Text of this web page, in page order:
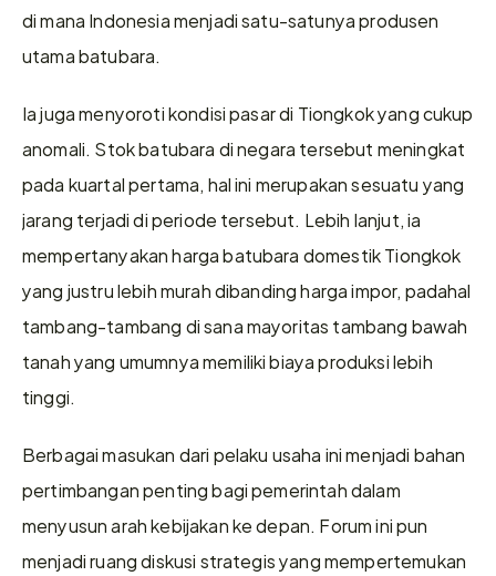
di mana Indonesia menjadi satu-satunya produsen
utama batubara.
Ia juga menyoroti kondisi pasar di Tiongkok yang cukup
anomali. Stok batubara di negara tersebut meningkat
pada kuartal pertama, hal ini merupakan sesuatu yang
jarang terjadi di periode tersebut. Lebih lanjut, ia
mempertanyakan harga batubara domestik Tiongkok
yang justru lebih murah dibanding harga impor, padahal
tambang-tambang di sana mayoritas tambang bawah
tanah yang umumnya memiliki biaya produksi lebih
tinggi.
Berbagai masukan dari pelaku usaha ini menjadi bahan
pertimbangan penting bagi pemerintah dalam
menyusun arah kebijakan ke depan. Forum ini pun
menjadi ruang diskusi strategis yang mempertemukan